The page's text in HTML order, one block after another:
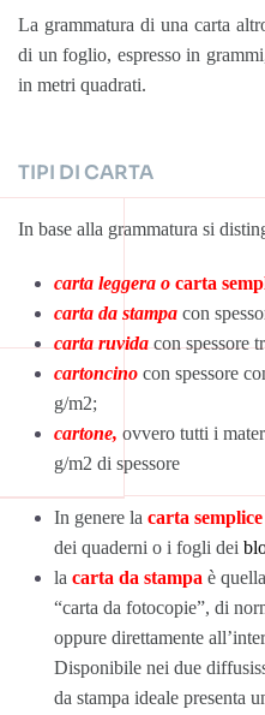
La grammatura di una carta
di un foglio, espresso in
in metri quadrati.
TIPI DI CARTA
In base alla grammatura si
carta leggera o carta
carta da stampa con
carta ruvidacon spessore
cartoncino con spessore
g/m2;
cartone, ovvero tutti i
g/m2 di spessore
In genere la carta semplice
dei quaderni o i fogli dei
la carta da stampa è
“carta da fotocopie”, di
oppure direttamente
Disponibile nei due
da stampa ideale presenta